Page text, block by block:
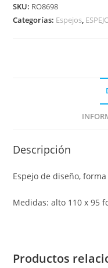
RO8698
cantidad
SKU: RO8698
Categorías: Espejos,
Descripción
Espejo de diseño,
Medidas: alto 110 x 95
Productos